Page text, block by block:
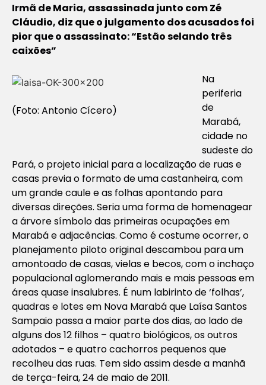
Irmã de Maria, assassinada junto com Zé
Cláudio, diz que o julgamento dos acusados foi
pior que o assassinato: “Estão selando três
caixões”
(Foto: Antonio Cícero)
Na
periferia
de
Marabá,
cidade no
sudeste do
Pará, o projeto inicial para a localização de ruas e
casas previa o formato de uma castanheira, com
um grande caule e as folhas apontando para
diversas direções. Seria uma forma de homenagear
a árvore símbolo das primeiras ocupações em
Marabá e adjacências. Como é costume ocorrer, o
planejamento piloto original descambou para um
amontoado de casas, vielas e becos, com o inchaço
populacional aglomerando mais e mais pessoas em
áreas quase insalubres. É num labirinto de ‘folhas’,
quadras e lotes em Nova Marabá que Laísa Santos
Sampaio passa a maior parte dos dias, ao lado de
alguns dos 12 filhos – quatro biológicos, os outros
adotados – e quatro cachorros pequenos que
recolheu das ruas. Tem sido assim desde a manhã
de terça-feira, 24 de maio de 2011.